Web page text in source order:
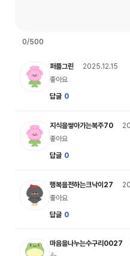
0/500
복주 캐릭터 이미지
퍼플그린
2025.12.15
좋아요
답글 0
복주 캐릭터 이미지지식을쌓아가는복주70
좋아요
답글 0
크낙이 캐릭터 이미지행복을전하는크낙이27
좋아요
답글 0
수구리 캐릭터 이미지마음을나누는수구리0027